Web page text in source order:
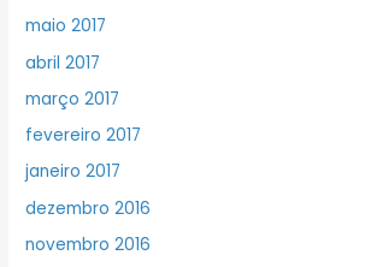
maio 2017
abril 2017
março 2017
fevereiro 2017
janeiro 2017
dezembro 2016
novembro 2016